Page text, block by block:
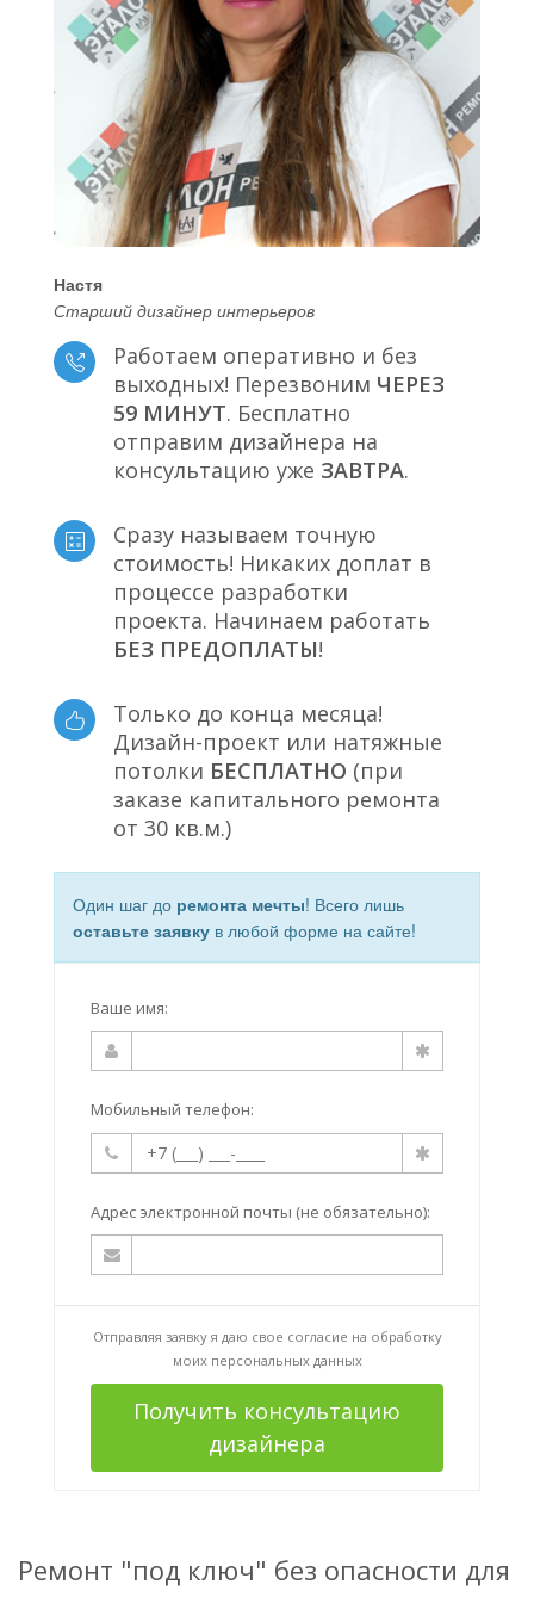
Настя
Старший дизайнер интерьеров
Работаем оперативно и без
выходных! Перезвоним ЧЕРЕЗ
59 МИНУТ. Бесплатно
отправим дизайнера на
консультацию уже ЗАВТРА.
Сразу называем точную
стоимость! Никаких доплат в
процессе разработки
проекта. Начинаем работать
БЕЗ ПРЕДОПЛАТЫ!
Только до конца месяца!
Дизайн-проект или натяжные
потолки БЕСПЛАТНО (при
заказе капитального ремонта
от 30 кв.м.)
Один шаг до ремонта мечты! Всего лишь
оставьте заявку в любой форме на сайте!
Ваше имя:
Мобильный телефон:
Адрес электронной почты (не обязательно):
Отправляя заявку я даю свое согласие на обработку
моих персональных данных
Получить консультацию
дизайнера
Ремонт "под ключ" без опасности для